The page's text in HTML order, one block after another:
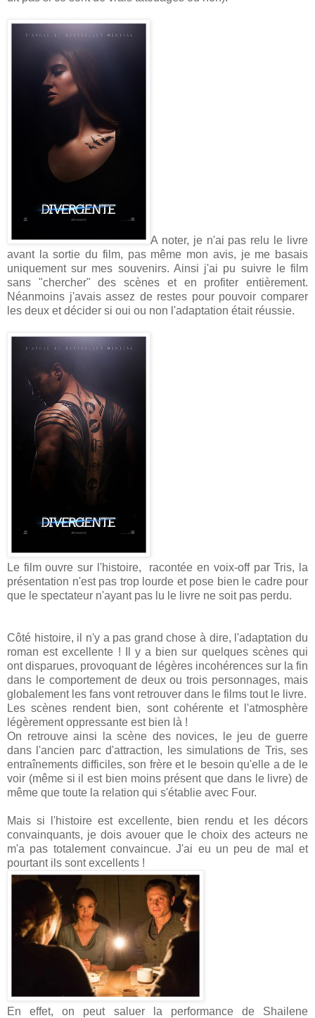
A noter, je n'ai pas relu le livre
avant la sortie du film, pas même mon avis, je me basais
uniquement sur mes souvenirs. Ainsi j'ai pu suivre le film
sans "chercher" des scènes et en profiter entièrement.
Néanmoins j'avais assez de restes pour pouvoir comparer
les deux et décider si oui ou non l'adaptation était réussie.
Le film ouvre sur l'histoire, racontée en voix-off par Tris, la
présentation n'est pas trop lourde et pose bien le cadre pour
que le spectateur n'ayant pas lu le livre ne soit pas perdu.
Côté histoire, il n'y a pas grand chose à dire, l'adaptation du
roman est excellente ! Il y a bien sur quelques scènes qui
ont disparues, provoquant de légères incohérences sur la fin
dans le comportement de deux ou trois personnages, mais
globalement les fans vont retrouver dans le films tout le livre.
Les scènes rendent bien, sont cohérente et l'atmosphère
légèrement oppressante est bien là !
On retrouve ainsi la scène des novices, le jeu de guerre
dans l'ancien parc d'attraction, les simulations de Tris, ses
entraînements difficiles, son frère et le besoin qu'elle a de le
voir (même si il est bien moins présent que dans le livre) de
même que toute la relation qui s'établie avec Four.
Mais si l'histoire est excellente, bien rendu et les décors
convainquants, je dois avouer que le choix des acteurs ne
m'a pas totalement convaincue. J'ai eu un peu de mal et
pourtant ils sont excellents !
En effet, on peut saluer la performance de Shailene